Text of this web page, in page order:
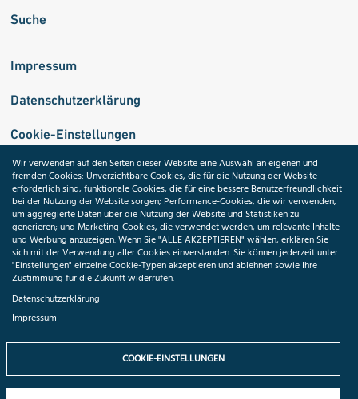
Suche
Impressum
Datenschutzerklärung
Cookie-Einstellungen
Medizininformatik-Initiative
ToolPool Gesundheitsforschung
Folgen Sie uns:
Wir verwenden auf den Seiten dieser Website eine Auswahl an eigenen und
fremden Cookies: Unverzichtbare Cookies, die für die Nutzung der Website
erforderlich sind; funktionale Cookies, die für eine bessere Benutzerfreundlichkeit
bei der Nutzung der Website sorgen; Performance-Cookies, die wir verwenden,
um aggregierte Daten über die Nutzung der Website und Statistiken zu
generieren; und Marketing-Cookies, die verwendet werden, um relevante Inhalte
und Werbung anzuzeigen. Wenn Sie "ALLE AKZEPTIEREN" wählen, erklären Sie
sich mit der Verwendung aller Cookies einverstanden. Sie können jederzeit unter
"Einstellungen" einzelne Cookie-Typen akzeptieren und ablehnen sowie Ihre
Zustimmung für die Zukunft widerrufen.
Datenschutzerklärung
Impressum
COOKIE-EINSTELLUNGEN